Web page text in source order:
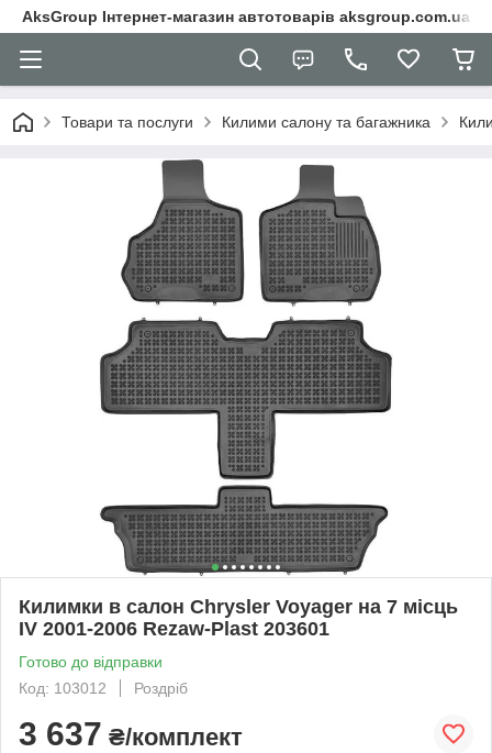
AksGroup Інтернет-магазин автотоварів aksgroup.com.ua
Товари та послуги Килими салону та багажника
Килимки в салон Chrysler Voyager на 7 місць
IV 2001-2006 Rezaw-Plast 203601
Готово до відправки
Код: 103012
Роздріб
3 637 ₴/комплект